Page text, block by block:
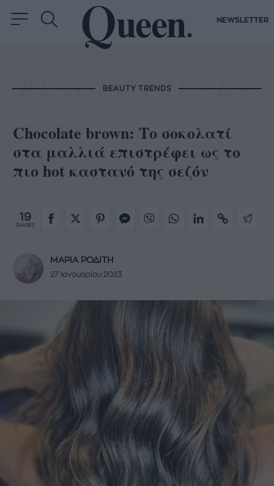
NEWSLETTER
BEAUTY TRENDS
Chocolate brown: Το σοκολατί
στα μαλλιά επιστρέφει ως το
πιο hot καστανό της σεζόν
19
SHARES
ΜΑΡΙΑ ΡΟΔΙΤΗ
27 Ιανουαρίου 2023